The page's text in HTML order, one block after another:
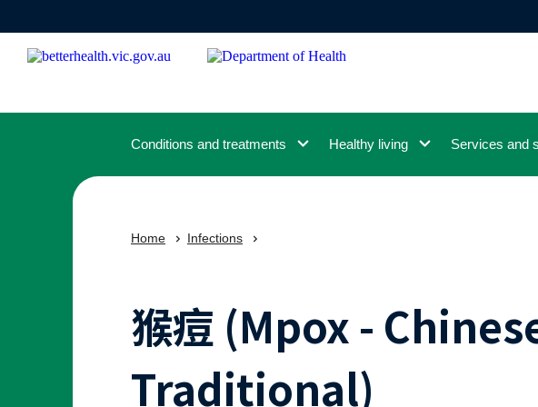
content
Conditions and treatments Healthy living Services and
Home Infections
猴痘 (Mpox -
Traditional)